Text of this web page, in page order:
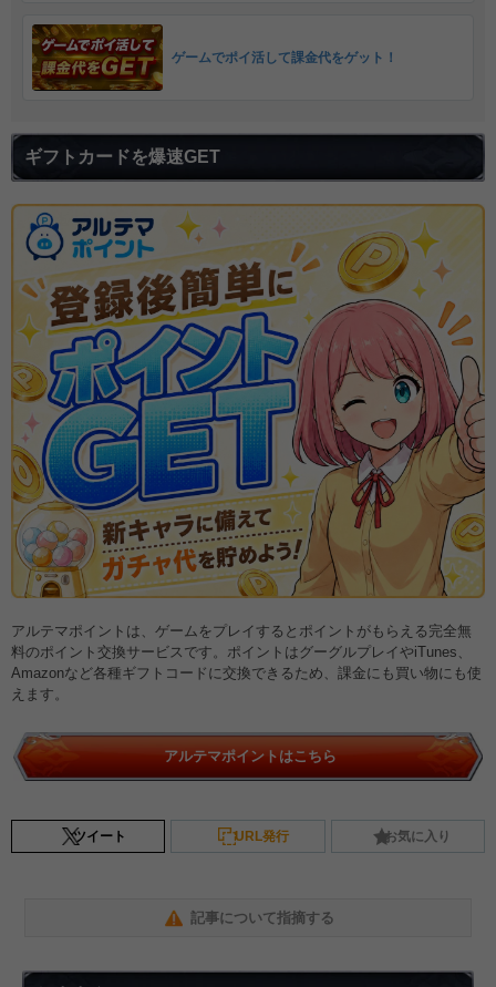
ゲームでポイ活して課金代をゲット！
ギフトカードを爆速GET
アルテマポイントは、ゲームをプレイするとポイントがもらえる完全無
料のポイント交換サービスです。ポイントはグーグルプレイやiTunes、
Amazonなど各種ギフトコードに交換できるため、課金にも買い物にも使
えます。
アルテマポイントはこちら
ツイート URL発行 お気に入り
記事について指摘する